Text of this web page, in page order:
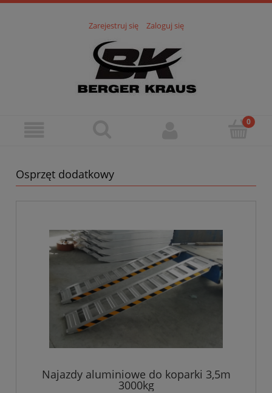
Zarejestruj się Zaloguj się
Osprzęt dodatkowy
Najazdy aluminiowe do koparki 3,5m
3000kg